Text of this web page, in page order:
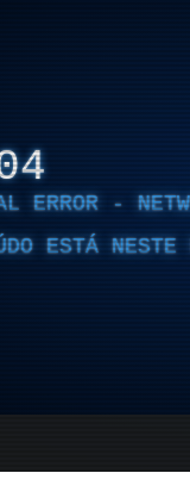
ERROR -
ESTÁ